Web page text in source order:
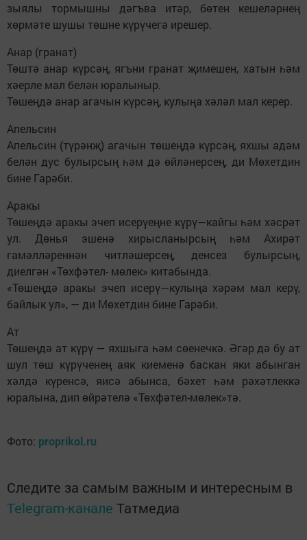
зыялы тормышны дәгъва итәр, бөтен кешеләрнең
хөрмәте шушы төшне күрүчегә ирешер.
Анар (гранат)
Төштә анар күрсәң, ягъни гранат җимешен, хатын һәм
хәерле мал белән юралыныр.
Төшеңдә анар агачын күрсәң, кулыңа хәләл мал керер.
Апельсин
Апельсин (түрәнҗ) агачын төшеңдә күрсәң, яхшы адәм
белән дус булырсың һәм дә өйләнерсең, ди Мөхетдин
бине Гарәби.
Аракы
Төшеңдә аракы эчеп исерүеңне күрү—кайгы һәм хәсрәт
ул. Дөнья эшенә хирысланырсың һәм Ахирәт
гамәлләреннән читләшерсең, денсез булырсың,
диелгән «Төхфәтел- мөлек» китабында.
«Төшеңдә аракы эчеп исерү—кулыңа хәрәм мал керү,
байлык ул», — ди Мөхетдин бине Гарәби.
Ат
Төшеңдә ат күрү — яхшыга һәм сөенечкә. Әгәр дә бу ат
шул төш күрүченең аяк киеменә баскан яки абынган
хәлдә күренсә, яисә абынса, бәхет һәм рәхәтлеккә
юралына, дип өйрәтелә «Төхфәтел-мөлек»тә.
Фото: proprikol.ru
Следите за самым важным и интересным в
Telegram-канале Татмедиа